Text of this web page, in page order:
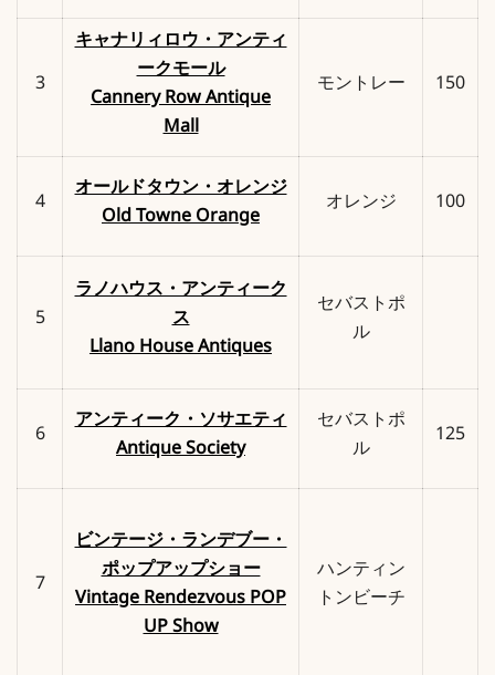
3
キャナリィロウ・アンティ
ークモール
Cannery Row Antique
Mall
モントレー 150
4 オールドタウン・オレンジ
Old Towne Orange オレンジ 100
5
ラノハウス・アンティーク
ス
Llano House Antiques
セバストポ
ル
6 アンティーク・ソサエティ
Antique Society
セバストポ
ル 125
7
ビンテージ・ランデブー・
ポップアップショー
Vintage Rendezvous POP
UP Show
ハンティン
トンビーチ